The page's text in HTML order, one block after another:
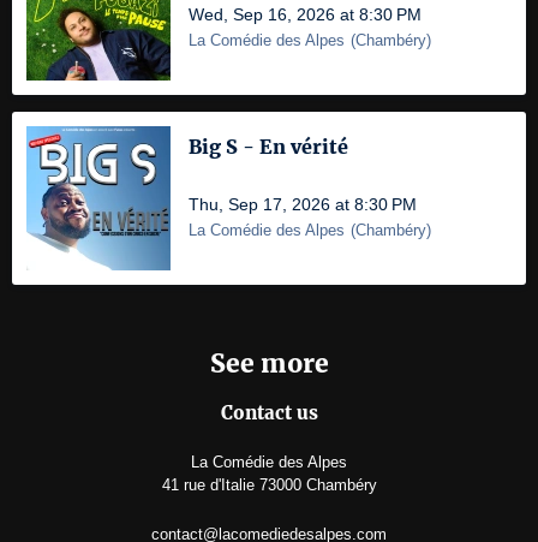
Wed, Sep 16, 2026 at 8:30 PM
La Comédie des Alpes (Chambéry)
Big S - En vérité
Thu, Sep 17, 2026 at 8:30 PM
La Comédie des Alpes (Chambéry)
See more
Contact us
La Comédie des Alpes
41 rue d'Italie 73000 Chambéry
contact@lacomediedesalpes.com